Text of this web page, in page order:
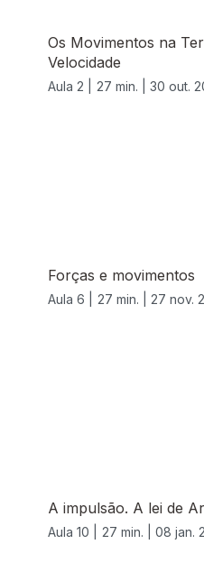
Os Movimentos na
Velocidade
Aula 2 | 27 min. | 30 out.
Forças e movimentos
Aula 6 | 27 min. | 27 nov.
A impulsão. A lei de
Aula 10 | 27 min. | 08 jan.